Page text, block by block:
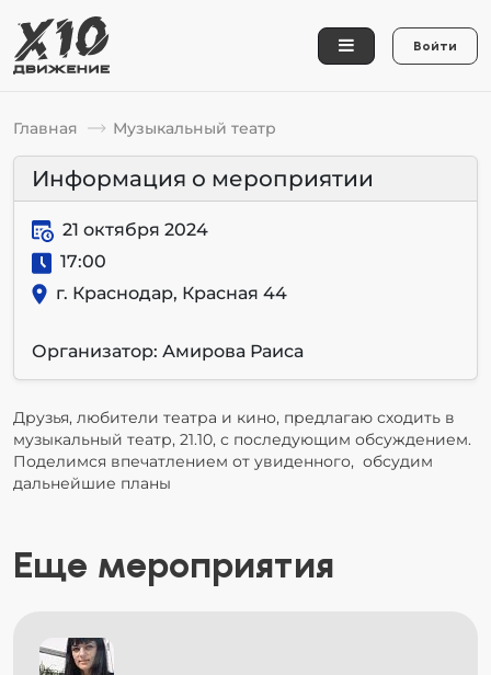
Войти
Главная Музыкальный театр
Информация о мероприятии
21 октября 2024
17:00
г. Краснодар, Красная 44
Организатор: Амирова Раиса
Друзья, любители театра и кино, предлагаю сходить в
музыкальный театр, 21.10, с последующим обсуждением.
Поделимся впечатлением от увиденного, обсудим
дальнейшие планы
Еще мероприятия